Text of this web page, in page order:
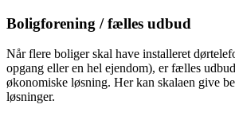
Boligforening / fælles udbud
Når flere boliger skal have installeret
opgang eller en hel ejendom), er fælles
økonomiske løsning. Her kan skalaen give
løsninger.